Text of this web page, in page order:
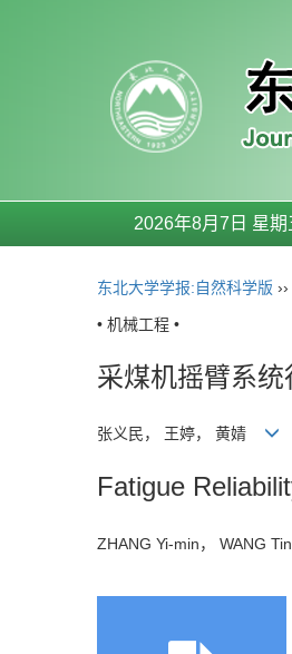
2026年8月7日 星期
东北大学学报:自然科学版 ››
• 机械工程 •
采煤机摇臂系
张义民， 王婷， 黄婧
Fatigue
ZHANG Yi-min， WANG